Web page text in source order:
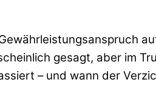
gesagt, aber im
– und wann der